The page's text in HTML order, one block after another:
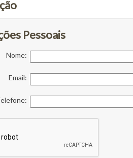
Pessoais
Nome:
Email: